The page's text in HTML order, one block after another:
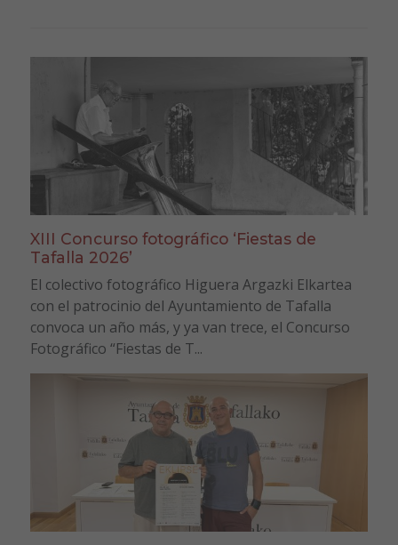
XIII Concurso fotográfico ‘Fiestas de
Tafalla 2026’
El colectivo fotográfico Higuera Argazki Elkartea
con el patrocinio del Ayuntamiento de Tafalla
convoca un año más, y ya van trece, el Concurso
Fotográfico “Fiestas de T...